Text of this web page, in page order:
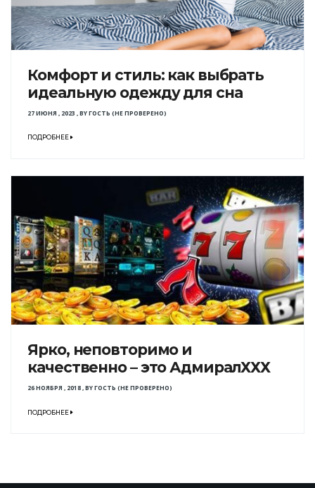
Комфорт и стиль: как выбрать
идеальную одежду для сна
27 ИЮНЯ , 2023 ,BYГОСТЬ (НЕ ПРОВЕРЕНО)
ПОДРОБНЕЕ
Ярко, неповторимо и
качественно – это АдмиралХХХ
26 НОЯБРЯ , 2018,BYГОСТЬ (НЕ ПРОВЕРЕНО)
ПОДРОБНЕЕ